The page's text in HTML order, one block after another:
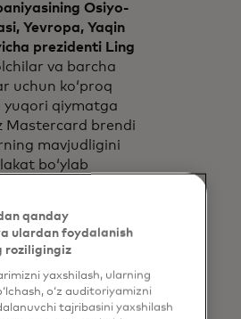
Osiyo-
Yevropa, Yaqin
prezidenti Ling
va barcha
uchun koʻproq
qiymatga
Mastercard brendi
mavjudligini
boʻylab
qilish joylarini
va har kuni
tajribasini
Xalq banki
qanday
ulardan foydalanish
roziligingiz
yaxshilash, ularning
o‘z auditoriyamizni
tajribasini yaxshilash